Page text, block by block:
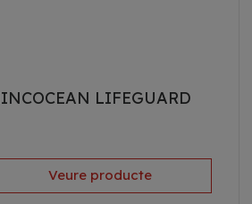
LIFEGUARD
Veure producte